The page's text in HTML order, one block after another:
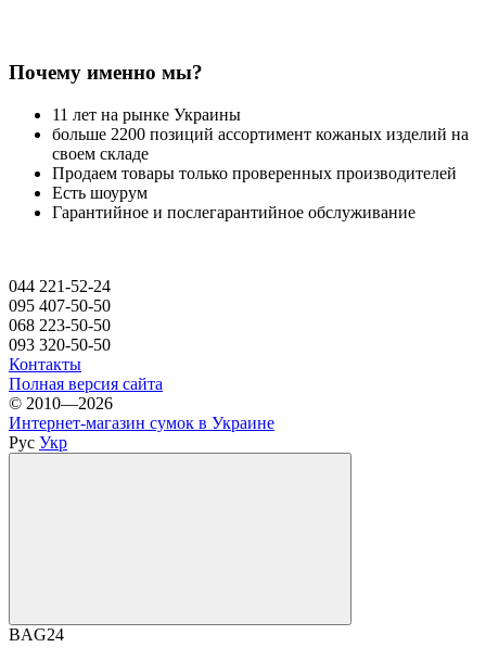
Почему именно мы?
11 лет на рынке Украины
больше 2200 позиций ассортимент кожаных изделий на
своем складе
Продаем товары только проверенных производителей
Есть шоурум
Гарантийное и послегарантийное обслуживание
044 221-52-24
095 407-50-50
068 223-50-50
093 320-50-50
Контакты
Полная версия сайта
© 2010—2026
Интернет-магазин сумок в Украине
Рус Укр
BAG24